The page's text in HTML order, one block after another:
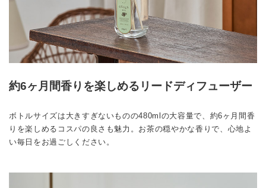
約6ヶ月間香りを楽しめるリードディフューザー
ボトルサイズは大きすぎないものの480mlの大容量で、約6ヶ月間香
りを楽しめるコスパの良さも魅力。お茶の穏やかな香りで、心地よ
い毎日をお過ごしください。